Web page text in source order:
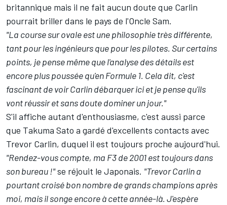
britannique mais il ne fait aucun doute que Carlin
pourrait briller dans le pays de l'Oncle Sam.
"La course sur ovale est une philosophie très différente,
tant pour les ingénieurs que pour les pilotes. Sur certains
points, je pense même que l'analyse des détails est
encore plus poussée qu'en Formule 1. Cela dit, c'est
fascinant de voir Carlin débarquer ici et je pense qu'ils
vont réussir et sans doute dominer un jour."
S'il affiche autant d'enthousiasme, c'est aussi parce
que Takuma Sato a gardé d'excellents contacts avec
Trevor Carlin, duquel il est toujours proche aujourd'hui.
"Rendez-vous compte, ma F3 de 2001 est toujours dans
son bureau !"se réjouit le Japonais. "Trevor Carlin a
pourtant croisé bon nombre de grands champions après
moi, mais il songe encore à cette année-là. J'espère